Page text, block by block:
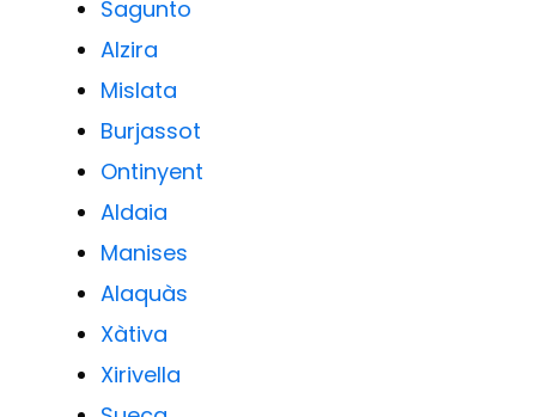
Sagunto
Alzira
Mislata
Burjassot
Ontinyent
Aldaia
Manises
Alaquàs
Xàtiva
Xirivella